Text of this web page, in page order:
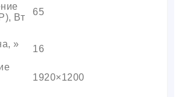
Вт
65
»
16
1920×1200